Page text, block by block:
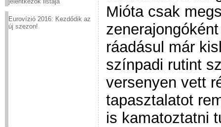
Eurovízió 2016: Kezdődik az
új szezon!
Mióta csak
ráadásul már
színpadi rutint
versenyen vett
tapasztalatot
is kamatoztatni